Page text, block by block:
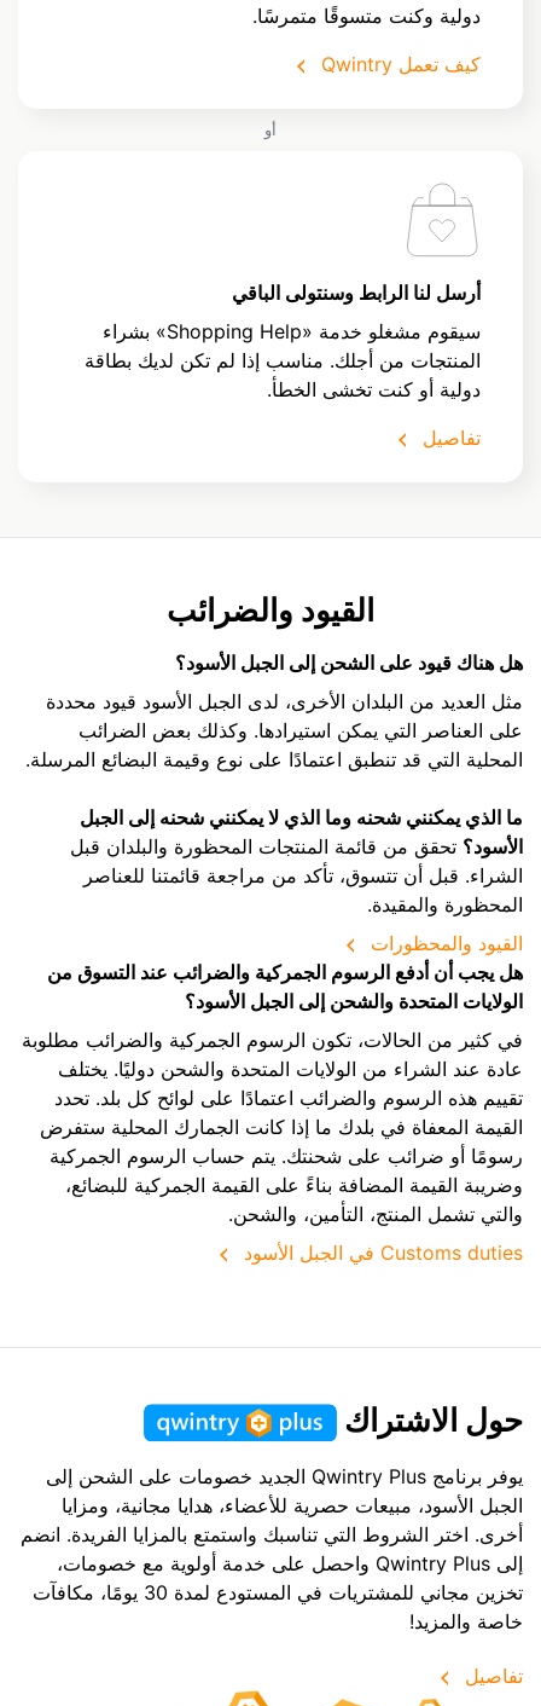
دولية وكنت متسوقًا متمرسًا.
كيف تعمل Qwintry
أو
أرسل لنا الرابط وسنتولى الباقي
سيقوم مشغلو خدمة «Shopping Help» بشراء
المنتجات من أجلك. مناسب إذا لم تكن لديك بطاقة
دولية أو كنت تخشى الخطأ.
تفاصيل
القيود والضرائب
هل هناك قيود على الشحن إلى الجبل الأسود؟
مثل العديد من البلدان الأخرى، لدى الجبل الأسود قيود محددة
على العناصر التي يمكن استيرادها. وكذلك بعض الضرائب
المحلية التي قد تنطبق اعتمادًا على نوع وقيمة البضائع المرسلة.
ما الذي يمكنني شحنه وما الذي لا يمكنني شحنه إلى الجبل
الأسود؟ تحقق من قائمة المنتجات المحظورة والبلدان قبل
الشراء. قبل أن تتسوق، تأكد من مراجعة قائمتنا للعناصر
المحظورة والمقيدة.
القيود والمحظورات
هل يجب أن أدفع الرسوم الجمركية والضرائب عند التسوق من
الولايات المتحدة والشحن إلى الجبل الأسود؟
في كثير من الحالات، تكون الرسوم الجمركية والضرائب مطلوبة
عادة عند الشراء من الولايات المتحدة والشحن دوليًا. يختلف
تقييم هذه الرسوم والضرائب اعتمادًا على لوائح كل بلد. تحدد
القيمة المعفاة في بلدك ما إذا كانت الجمارك المحلية ستفرض
رسومًا أو ضرائب على شحنتك. يتم حساب الرسوم الجمركية
وضريبة القيمة المضافة بناءً على القيمة الجمركية للبضائع،
والتي تشمل المنتج، التأمين، والشحن.
Customs duties في الجبل الأسود
حول الاشتراك
يوفر برنامج Qwintry Plus الجديد خصومات على الشحن إلى
الجبل الأسود، مبيعات حصرية للأعضاء، هدايا مجانية، ومزايا
أخرى. اختر الشروط التي تناسبك واستمتع بالمزايا الفريدة. انضم
إلى Qwintry Plus واحصل على خدمة أولوية مع خصومات،
تخزين مجاني للمشتريات في المستودع لمدة 30 يومًا، مكافآت
خاصة والمزيد!
تفاصيل